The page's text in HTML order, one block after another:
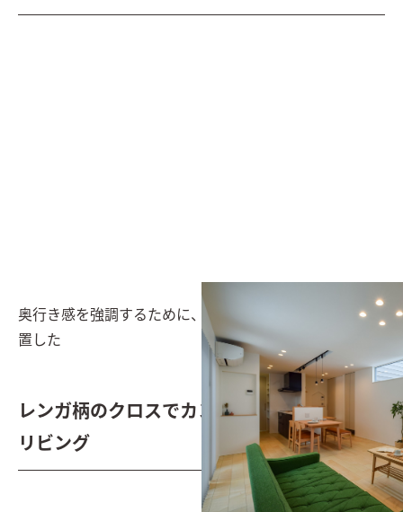
奥行き感を強調するために、キッチンもLDKと並行に配
置した
レンガ柄のクロスでカントリー調のセカンド
リビング